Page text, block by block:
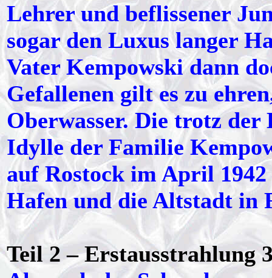
Lehrer und beflissener
sogar den Luxus langer
Vater Kempowski dann
Gefallenen gilt es zu
Oberwasser. Die trotz
Idylle der Familie
auf Rostock im April
Hafen und die Altstadt in
Teil 2 – Erstausstrahlung